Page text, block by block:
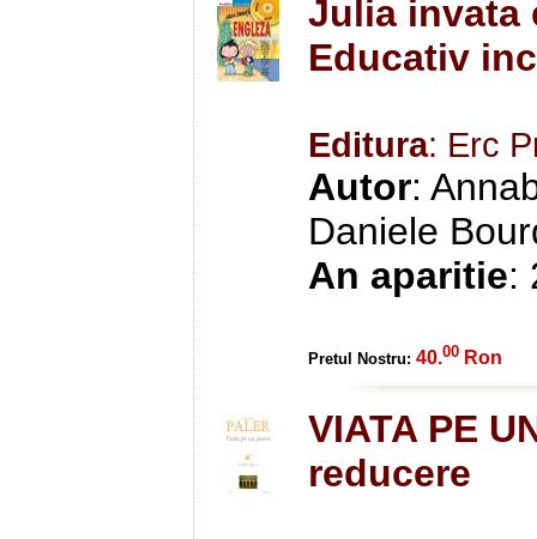
Julia invata
Educativ
Editura: Erc
Autor:
Daniele
An aparitie:
Pretul Nostru: 40.00 Ron
VIATA PE
reducere